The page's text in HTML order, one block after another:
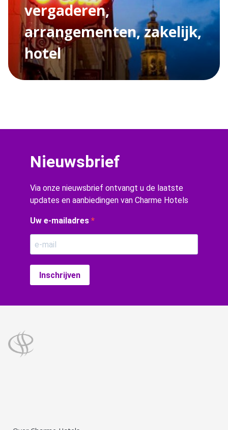
vergaderen,
arrangementen, zakelijk,
hotel
Nieuwsbrief
Via onze nieuwsbrief ontvangt u de laatste
updates en aanbiedingen van Charme Hotels
Uw e-mailadres
Inschrijven